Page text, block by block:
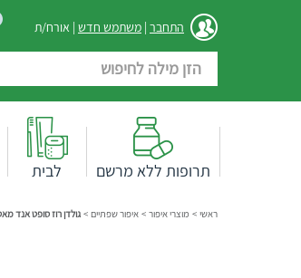
התחבר | משתמש חדש | אורח/ת
תרופות ללא מרשם לבית
ראשי > מוצרי איפור > איפור שפתיים > גולדן רוז סופט אנד מאט